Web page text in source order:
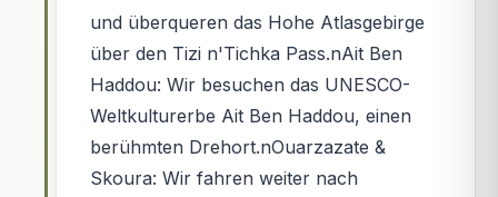
und überqueren das Hohe Atlasgebirge
über den Tizi n'Tichka Pass.nAit Ben
Haddou: Wir besuchen das UNESCO-
Weltkulturerbe Ait Ben Haddou, einen
berühmten Drehort.nOuarzazate &
Skoura: Wir fahren weiter nach